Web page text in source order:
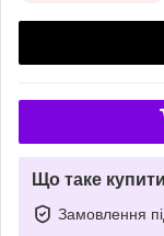
Що таке
Замовлення